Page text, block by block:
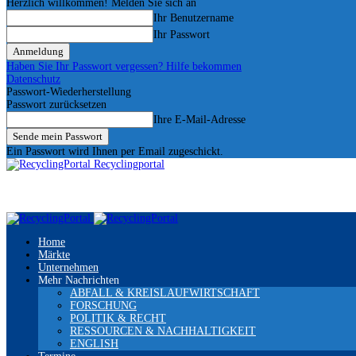
Herzlich willkommen! Melden Sie sich an
Ihr Benutzername
Ihr Passwort
Haben Sie Ihr Passwort vergessen? Hilfe bekommen
Datenschutz
Passwort-Wiederherstellung
Passwort zurücksetzen
Ihre E-Mail-Adresse
Ein Passwort wird Ihnen per Email zugeschickt.
Recyclingportal
Home
Märkte
Unternehmen
Mehr Nachrichten
ABFALL & KREISLAUFWIRTSCHAFT
FORSCHUNG
POLITIK & RECHT
RESSOURCEN & NACHHALTIGKEIT
ENGLISH